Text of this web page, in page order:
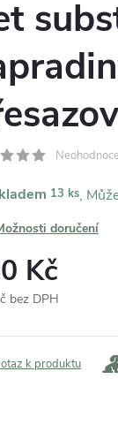
13 ks
doručení
Kč
bez DPH
k produktu